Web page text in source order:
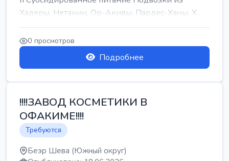
Хадеры, Нетании, Ор-Акивы, Пардес-Ханы, Х...
0 просмотров
Подробнее
!!!!ЗАВОД КОСМЕТИКИ В
ОФАКИМЕ!!!!
Требуются
Беэр Шева (Южный округ)